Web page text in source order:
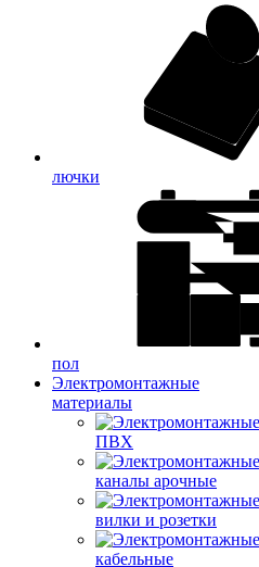
лючки
пол
Электромонтажные
материалы
ПВХ
каналы арочные
вилки и розетки
кабельные